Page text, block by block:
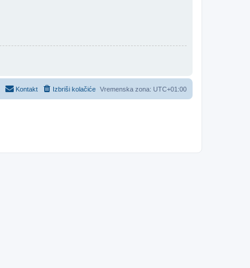
Vremenska zona: UTC+01:00
Izbriši kolačiće
Kontakt